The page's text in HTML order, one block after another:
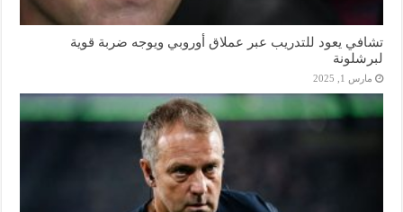
تشافي يعود للتدريب عبر عملاق أوروبي ويوجه ضربة قوية
لبرشلونة
مارس 1, 2025